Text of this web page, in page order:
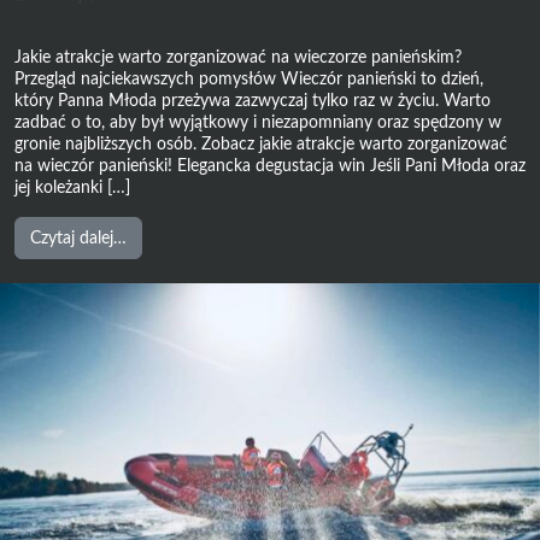
Jakie atrakcje warto zorganizować na wieczorze panieńskim?
Przegląd najciekawszych pomysłów Wieczór panieński to dzień,
który Panna Młoda przeżywa zazwyczaj tylko raz w życiu. Warto
zadbać o to, aby był wyjątkowy i niezapomniany oraz spędzony w
gronie najbliższych osób. Zobacz jakie atrakcje warto zorganizować
na wieczór panieński! Elegancka degustacja win Jeśli Pani Młoda oraz
jej koleżanki […]
Czytaj dalej…
Jakie
atrakcje
najciekawszych
pomysłów